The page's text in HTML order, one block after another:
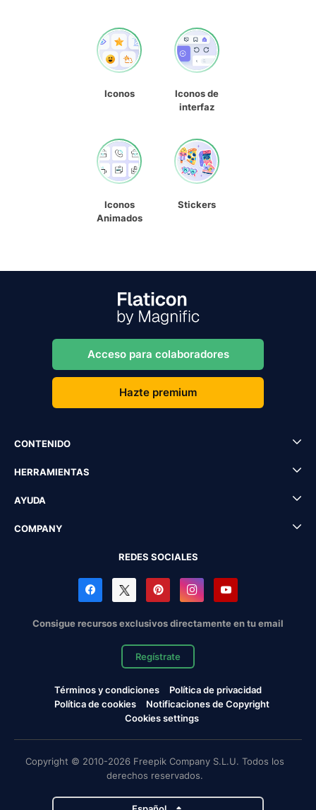
Iconos
Iconos de
interfaz
Iconos
Animados
Stickers
Acceso para colaboradores
Hazte premium
CONTENIDO
HERRAMIENTAS
AYUDA
COMPANY
REDES SOCIALES
Consigue recursos exclusivos directamente en tu email
Regístrate
Términos y condiciones
Política de privacidad
Política de cookies
Notificaciones de Copyright
Cookies settings
Copyright © 2010-2026 Freepik Company S.L.U. Todos los
derechos reservados.